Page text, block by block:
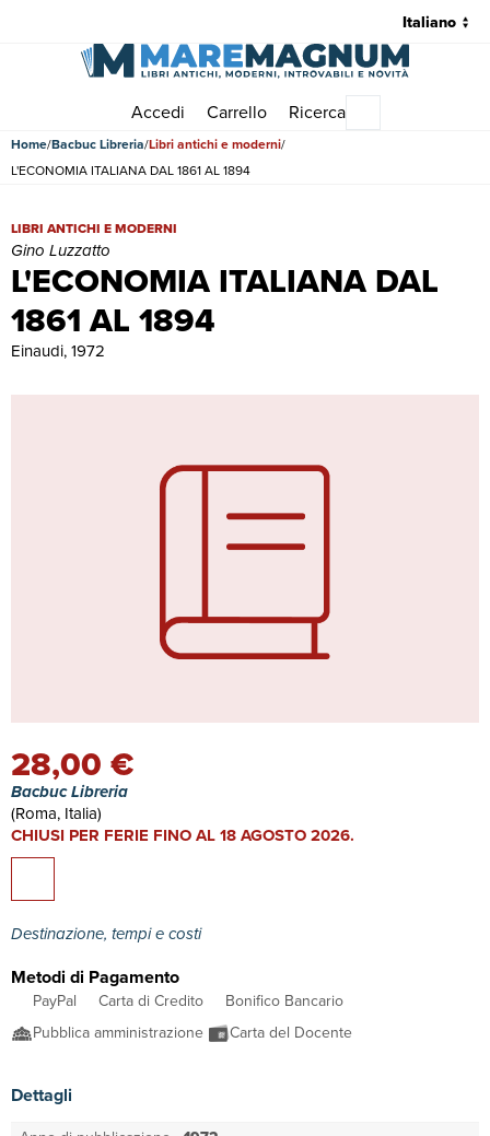
Accedi Carrello Ricerca
Home Bacbuc Libreria Libri antichi e moderni
L'ECONOMIA ITALIANA DAL 1861 AL 1894
L'ECONOMIA ITALIANA DAL
1861 AL 1894
L'ECONOMIA ITALIANA DAL 1861 AL 1894 | Libri antichi e moderni
LIBRI ANTICHI E MODERNI
Gino Luzzatto
Einaudi, 1972
28,00 €
Bacbuc Libreria
(Roma, Italia)
CHIUSI PER FERIE FINO AL 18 AGOSTO 2026.
Destinazione, tempi e costi
Metodi di Pagamento
PayPal Carta di Credito
Bonifico Bancario
Pubblica amministrazione
Carta del Docente
Dettagli